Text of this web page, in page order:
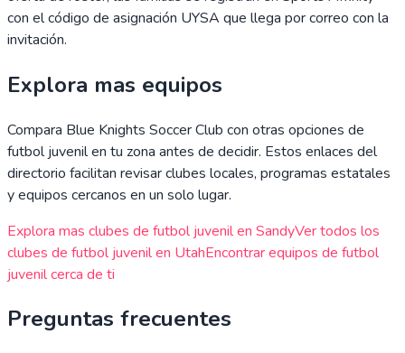
con el código de asignación UYSA que llega por correo con la
invitación.
Explora mas equipos
Compara Blue Knights Soccer Club con otras opciones de
futbol juvenil en tu zona antes de decidir. Estos enlaces del
directorio facilitan revisar clubes locales, programas estatales
y equipos cercanos en un solo lugar.
Explora mas clubes de futbol juvenil en SandyVer todos los
clubes de futbol juvenil en UtahEncontrar equipos de futbol
juvenil cerca de ti
Preguntas frecuentes